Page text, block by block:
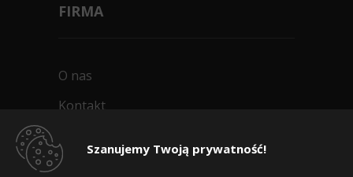
Szanujemy Twoją prywatność!
FIRMA
O nas
Kontakt
Polityka prywatności